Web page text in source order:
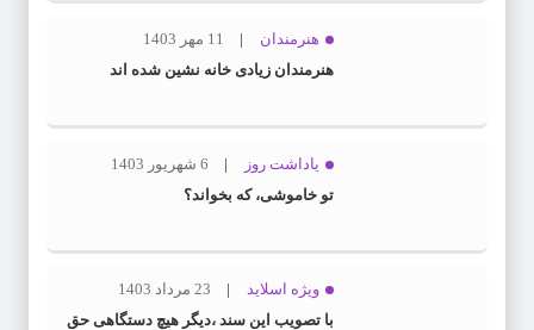
هنرمندان
11 مهر 1403
هنرمندان زیادی خانه نشین شده اند
یاداشت روز
6 شهریور 1403
تو خاموشی، که بخواند؟
ویژه اسلاید
23 مرداد 1403
با تصویب این سند ،دیگر هیچ دستگاهی حق